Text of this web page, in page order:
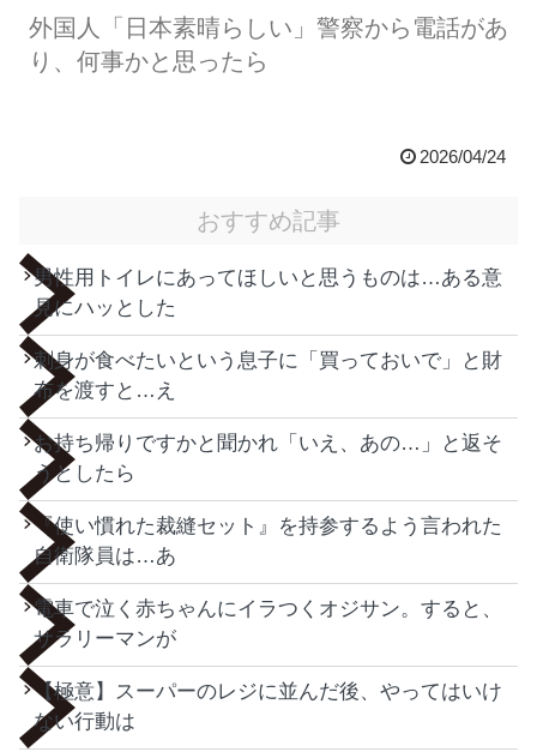
外国人「日本素晴らしい」警察から電話があ
り、何事かと思ったら
2026/04/24
おすすめ記事
男性用トイレにあってほしいと思うものは…ある意
見にハッとした
刺身が食べたいという息子に「買っておいで」と財
布を渡すと…え
お持ち帰りですかと聞かれ「いえ、あの…」と返そ
うとしたら
『使い慣れた裁縫セット』を持参するよう言われた
自衛隊員は…あ
電車で泣く赤ちゃんにイラつくオジサン。すると、
サラリーマンが
【極意】スーパーのレジに並んだ後、やってはいけ
ない行動は